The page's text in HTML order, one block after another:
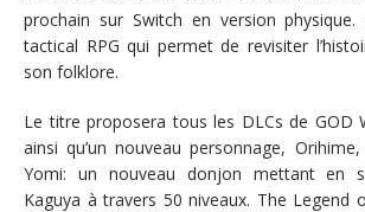
prochain sur Switch en version
tactical RPG qui permet de revisiter
son folklore.
Le titre proposera tous les DLCs de GOD
ainsi qu’un nouveau personnage,
Yomi: un nouveau donjon mettant en
Kaguya à travers 50 niveaux. The Legend